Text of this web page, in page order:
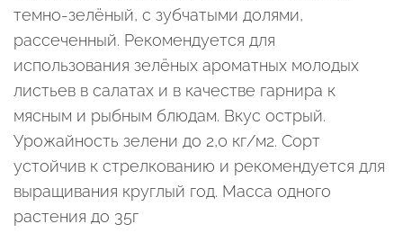
темно-зелёный, с зубчатыми долями,
рассеченный. Рекомендуется для
использования зелёных ароматных молодых
листьев в салатах и в качестве гарнира к
мясным и рыбным блюдам. Вкус острый.
Урожайность зелени до 2,0 кг/м2. Сорт
устойчив к стрелкованию и рекомендуется для
выращивания круглый год. Масса одного
растения до 35г